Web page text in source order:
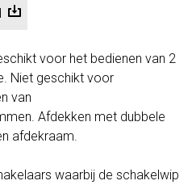
voor het bedienen van 2
Niet geschikt voor
van
Afdekken met dubbele
afdekraam.
waarbij de schakelwip